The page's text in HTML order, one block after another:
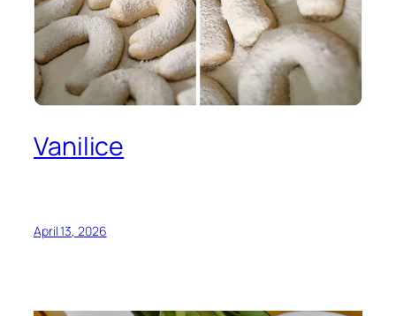
Vanilice
April 13, 2026